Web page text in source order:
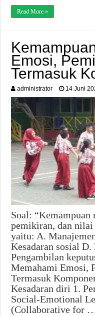
Read More »
Emosi,
Termasuk
administrator 14 Juni
Soal: “Kemampuan
pemikiran, dan nilai
yaitu: A.
Kesadaran sosial
Pengambilan
Memahami Emosi,
Termasuk
Kesadaran diri 1.
Social‑Emotional
(Collaborative for